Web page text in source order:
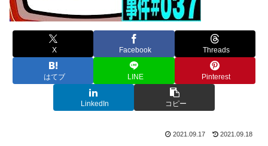
X Facebook Threads
はてブ LINE Pinterest
LinkedIn コピー
2021.09.17 2021.09.18